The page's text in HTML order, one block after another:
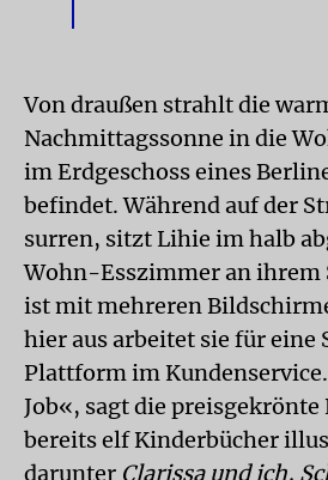
Von draußen strahlt die
Nachmittagssonne in die
im Erdgeschoss eines
befindet. Während auf der
surren, sitzt Lihie im halb
Wohn-Esszimmer an ihrem
ist mit mehreren
hier aus arbeitet sie für
Plattform im
Job«, sagt die
bereits elf Kinderbücher
darunter Clarissa und ich,